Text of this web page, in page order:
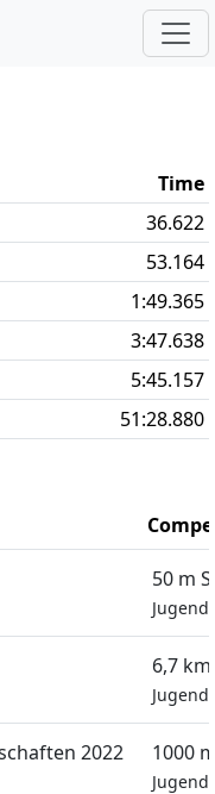
Time
36.622
53.164
1:49.365
3:47.638
5:45.157
51:28.880
50 m
Jugend
6,7
Jugend
2022 1000
Jugend